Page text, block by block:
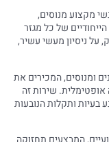
מקצוע מנוסים,
של כל מגזר
על ניסיון מעשי עשיר,
ומנוסים, המכירים את
אופטימלית. שירות זה
בעיות ותקלות הנובעות